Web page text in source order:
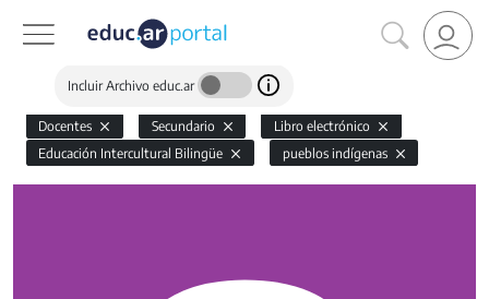
Incluir Archivo educ.ar
Docentes Secundario
Libro electrónico
Educación Intercultural Bilingüe
pueblos indígenas